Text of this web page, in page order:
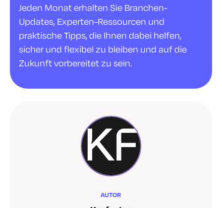
Jeden Monat erhalten Sie Branchen-
Updates, Experten-Ressourcen und
praktische Tipps, die Ihnen dabei helfen,
sicher und flexibel zu bleiben und auf die
Zukunft vorbereitet zu sein.
AUTOR